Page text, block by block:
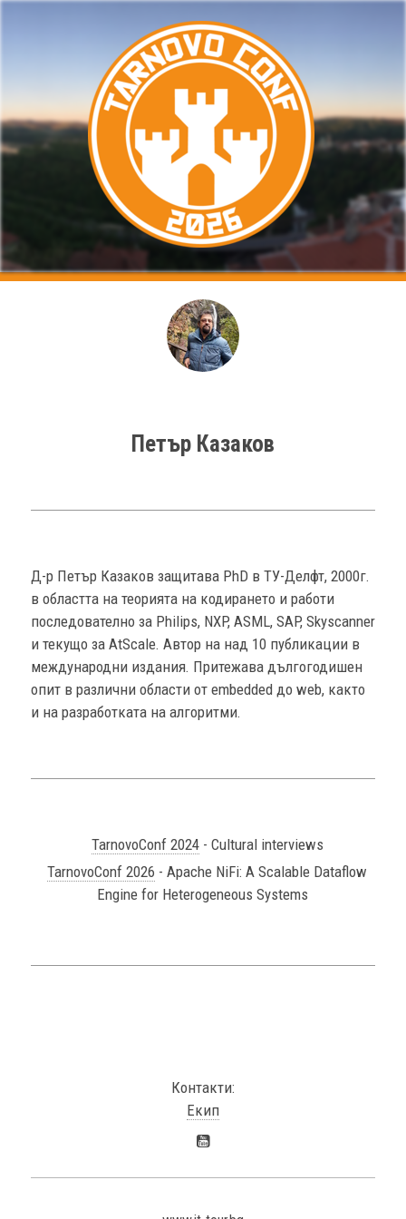
Петър Казаков
Д-р Петър Казаков защитава PhD в ТУ-Делфт, 2000г.
в областта на теорията на кодирането и работи
последователно за Philips, NXP, ASML, SAP, Skyscanner
и текущо за AtScale. Автор на над 10 публикации в
международни издания. Притежава дългогодишен
опит в различни области от embedded до web, както
и на разработката на алгоритми.
TarnovoConf 2024- Cultural interviews
TarnovoConf 2026 - Apache NiFi: A Scalable Dataflow
Engine for Heterogeneous Systems
Контакти:
Екип